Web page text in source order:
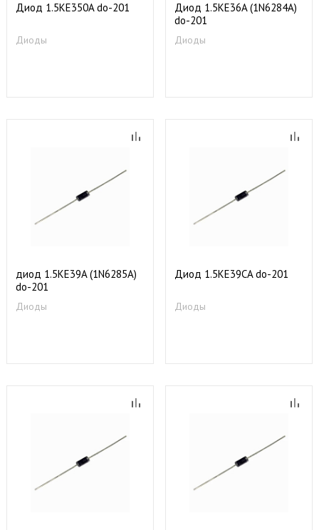
Диод 1.5KE350A do-201
Диоды
Диод 1.5KE36A (1N6284A)
do-201
Диоды
диод 1.5KE39A (1N6285A)
do-201
Диоды
Диод 1.5KE39CA do-201
Диоды